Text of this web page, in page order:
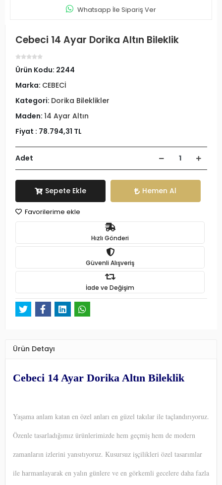
Whatsapp İle Sipariş Ver
Cebeci 14 Ayar Dorika Altın Bileklik
Ürün Kodu: 2244
Marka: CEBECİ
Kategori: Dorika Bileklikler
Maden: 14 Ayar Altın
Fiyat : 78.794,31 TL
Adet
Sepete Ekle Hemen Al
Favorilerime ekle
Hızlı Gönderi
Güvenli Alışveriş
İade ve Değişim
Ürün Detayı
Cebeci 14 Ayar Dorika Altın Bileklik
Yaşama anlam katan en özel anları en güzel takılar ile taçlandırıyoruz.
Özenle tasarladığımız ürünlerimizde hem geçmiş hem de modern
zamanların izlerini yansıtıyoruz. Kusursuz işçilikleri özel tasarımlar
ile harmanlayarak en yalın günlere ve en görkemli gecelere daha fazla